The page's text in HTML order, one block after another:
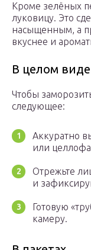
Кроме зелёных
луковицу. Это
насыщенным, а
вкуснее и
В целом виде
Чтобы
следующее:
Аккуратно
или
Отрежьте
и
Готовую
камеру.